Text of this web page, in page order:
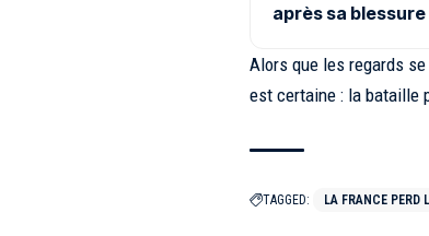
après sa blessure
Alors que les regards
est certaine : la bataille
TAGGED: LA FRANCE PERD